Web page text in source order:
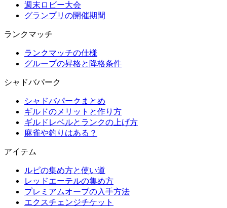
週末ロビー大会
グランプリの開催期間
ランクマッチ
ランクマッチの仕様
グループの昇格と降格条件
シャドバパーク
シャドバパークまとめ
ギルドのメリットと作り方
ギルドレベルとランクの上げ方
麻雀や釣りはある？
アイテム
ルピの集め方と使い道
レッドエーテルの集め方
プレミアムオーブの入手方法
エクスチェンジチケット